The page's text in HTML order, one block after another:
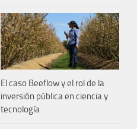
El caso Beeflow y el rol de la
inversión pública en ciencia y
tecnología